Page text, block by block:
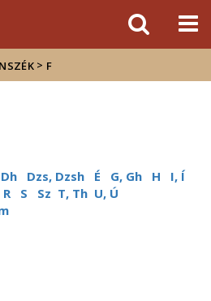
> F
Dzs, Dzsh É G, Gh H
I, Í
R S Sz T, Th U, Ú